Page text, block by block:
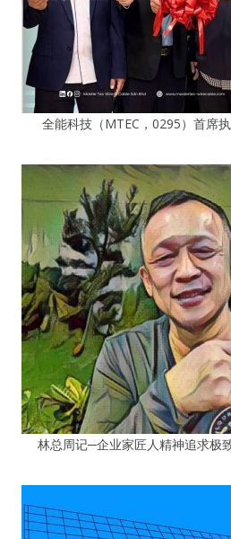
全能科技（MTEC，0295）首席
林总周记─企业家匠人精神追求极